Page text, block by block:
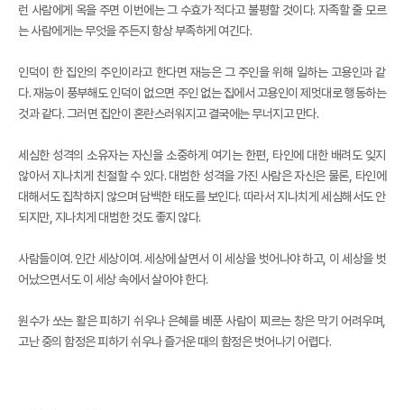
런 사람에게 옥을 주면 이번에는 그 수효가 적다고 불평할 것이다. 자족할 줄 모르
는 사람에게는 무엇을 주든지 항상 부족하게 여긴다.
인덕이 한 집안의 주인이라고 한다면 재능은 그 주인을 위해 일하는 고용인과 같
다. 재능이 풍부해도 인덕이 없으면 주인 없는 집에서 고용인이 제멋대로 행동하는
것과 같다. 그러면 집안이 혼란스러워지고 결국에는 무너지고 만다.
세심한 성격의 소유자는 자신을 소중하게 여기는 한편, 타인에 대한 배려도 잊지
않아서 지나치게 친절할 수 있다. 대범한 성격을 가진 사람은 자신은 물론, 타인에
대해서도 집착하지 않으며 담백한 태도를 보인다. 따라서 지나치게 세심해서도 안
되지만, 지나치게 대범한 것도 좋지 않다.
사람들이여. 인간 세상이여. 세상에 살면서 이 세상을 벗어나야 하고, 이 세상을 벗
어났으면서도 이 세상 속에서 살아야 한다.
원수가 쏘는 활은 피하기 쉬우나 은혜를 베푼 사람이 찌르는 창은 막기 어려우며,
고난 중의 함정은 피하기 쉬우나 즐거운 때의 함정은 벗어나기 어렵다.